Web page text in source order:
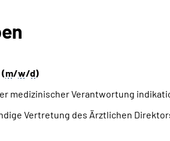
m/w/d)
medizinischer Verantwortung
Vertretung des Ärztlichen